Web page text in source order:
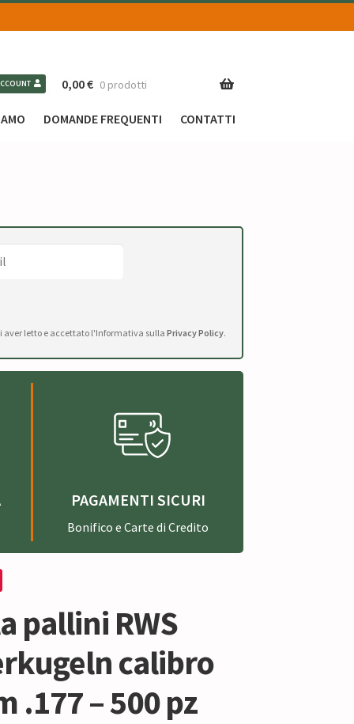
0,00€ 0 prodotti
DOMANDE FREQUENTI CONTATTI
letto e accettato l'Informativa sulla Privacy Policy.
PAGAMENTI SICURI
Bonifico e Carte di Credito
pallini RWS
calibro
.177 – 500 pz